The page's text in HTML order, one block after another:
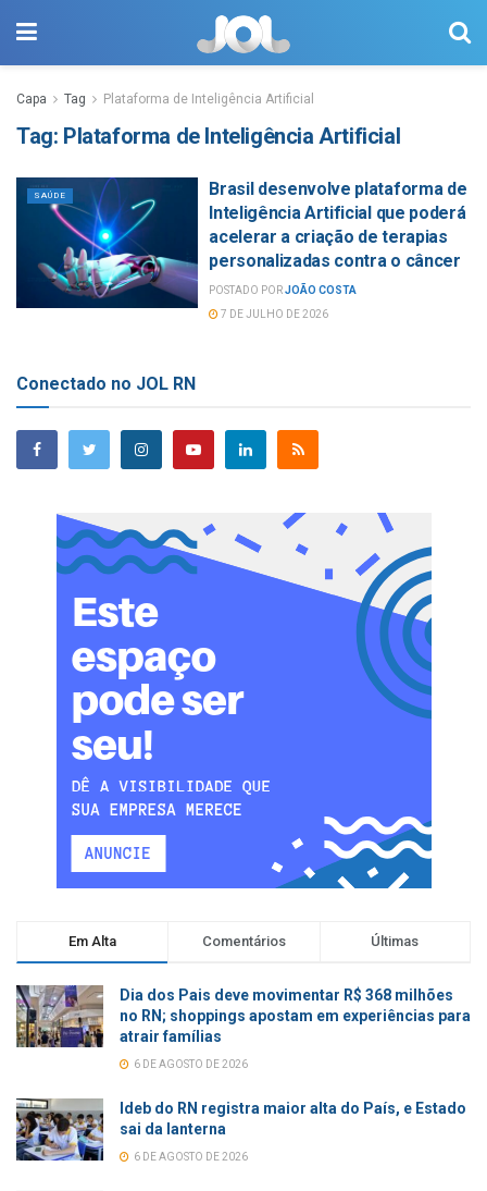
Capa Tag Plataforma de Inteligência Artificial
Tag: Plataforma de Inteligência Artificial
SAÚDE
Brasil desenvolve plataforma de
Inteligência Artificial que poderá
acelerar a criação de terapias
personalizadas contra o câncer
POSTADO PORJOÃO COSTA
7 DE JULHO DE 2026
Conectado no JOL RN
Em Alta Comentários Últimas
Dia dos Pais deve movimentar R$ 368 milhões
no RN; shoppings apostam em experiências para
atrair famílias
6 DE AGOSTO DE 2026
Ideb do RN registra maior alta do País, e Estado
sai da lanterna
6 DE AGOSTO DE 2026